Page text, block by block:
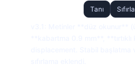
Tanı Sıfırla